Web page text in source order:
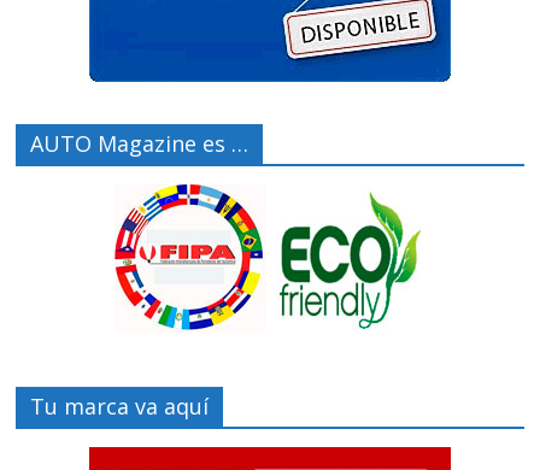
AUTO Magazine es …
Tu marca va aquí